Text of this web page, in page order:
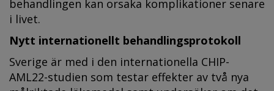
behandlingen kan orsaka komplikationer senare
i livet.
Nytt internationellt behandlingsprotokoll
Sverige är med i den internationella CHIP-
AML22-studien som testar effekter av två nya